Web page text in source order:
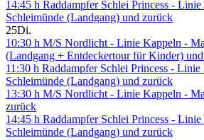
14:45 h Raddampfer Schlei Princess -
Schleimünde (Landgang) und zurück
25Di.
10:30 h M/S Nordlicht - Linie Kappeln -
(Landgang + Entdeckertour für Kinder)
11:30 h Raddampfer Schlei Princess -
Schleimünde (Landgang) und zurück
13:30 h M/S Nordlicht - Linie Kappeln -
zurück
14:45 h Raddampfer Schlei Princess -
Schleimünde (Landgang) und zurück